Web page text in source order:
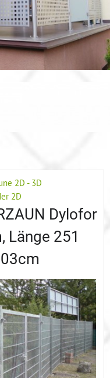
2D - 3D
2D
Dylofor
Länge 251